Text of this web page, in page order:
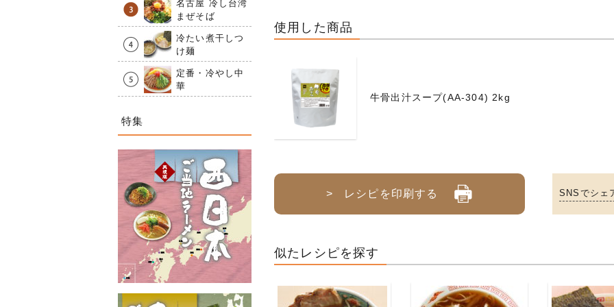
使用した商品
牛骨出汁スープ(AA-304) 2kg
> レシピを印刷する SNSでシェ
似たレシピを探す
名古屋 冷し台湾
まぜそば
冷たい煮干しつ
け麺
定番・冷やし中
華
特集